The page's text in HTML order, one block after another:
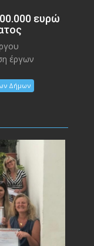
ευρώ
έργων
Δήμων